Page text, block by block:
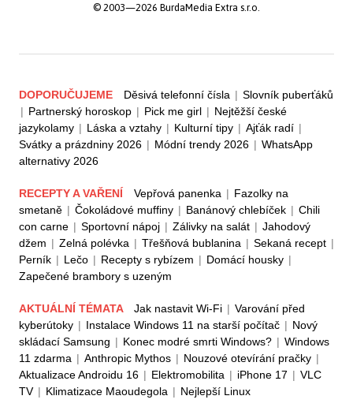
© 2003—2026 BurdaMedia Extra s.r.o.
DOPORUČUJEME Děsivá telefonní čísla | Slovník puberťáků
| Partnerský horoskop | Pick me girl | Nejtěžší české
jazykolamy | Láska a vztahy | Kulturní tipy | Ajťák radí |
Svátky a prázdniny 2026 | Módní trendy 2026 | WhatsApp
alternativy 2026
RECEPTY A VAŘENÍ Vepřová panenka | Fazolky na
smetaně | Čokoládové muffiny | Banánový chlebíček | Chili
con carne | Sportovní nápoj | Zálivky na salát | Jahodový
džem | Zelná polévka | Třešňová bublanina | Sekaná recept |
Perník | Lečo | Recepty s rybízem | Domácí housky |
Zapečené brambory s uzeným
AKTUÁLNÍ TÉMATA Jak nastavit Wi-Fi | Varování před
kyberútoky | Instalace Windows 11 na starší počítač | Nový
skládací Samsung | Konec modré smrti Windows? | Windows
11 zdarma | Anthropic Mythos | Nouzové otevírání pračky |
Aktualizace Androidu 16 | Elektromobilita | iPhone 17 | VLC
TV | Klimatizace Maoudegola | Nejlepší Linux